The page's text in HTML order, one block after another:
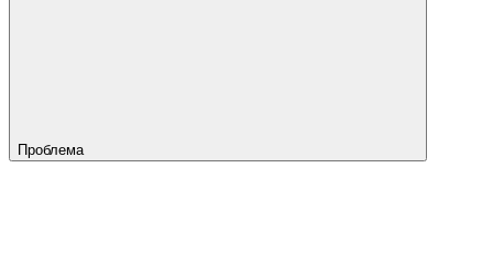
Проблема